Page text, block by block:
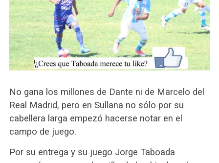
No gana los millones de Dante ni de Marcelo del
Real Madrid, pero en Sullana no sólo por su
cabellera larga empezó hacerse notar en el
campo de juego.
Por su entrega y su juego Jorge Taboada